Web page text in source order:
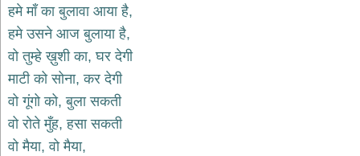
विष्णु
भजन
bhajans
बाबा
बालक
नाथ
भजन
baba
हमे माँ का बुलावा आया है,
हमे उसने आज बुलाया है,
वो तुम्हे ख़ुशी का, घर देगी
माटी को सोना, कर देगी
वो गूंगो को, बुला सकती
वो रोते मुँह, हसा सकती
वो मैया, वो मैया,